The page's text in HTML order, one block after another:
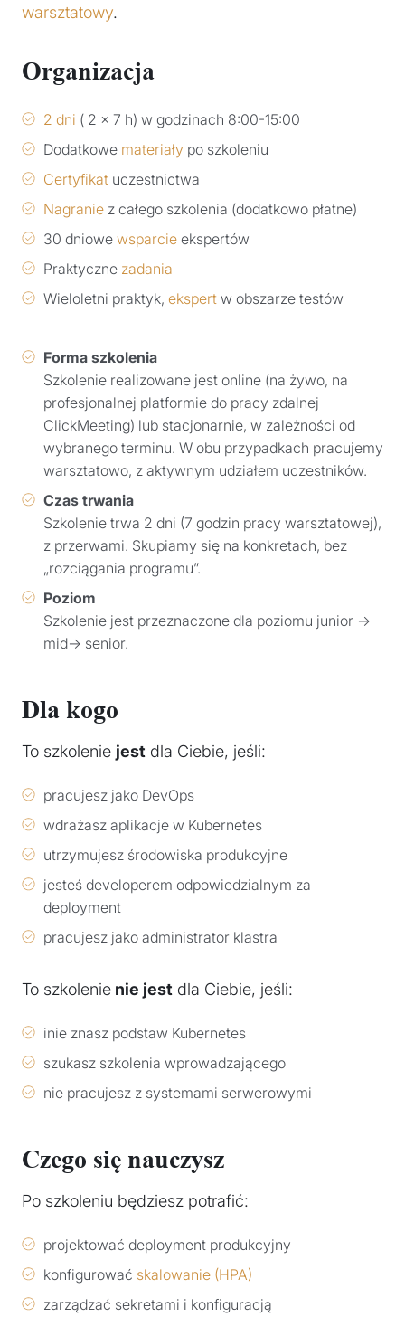
warsztatowy.
Organizacja
2 dni ( 2 x 7 h) w godzinach 8:00-15:00
Dodatkowe materiały po szkoleniu
Certyfikat uczestnictwa
Nagranie z całego szkolenia (dodatkowo płatne)
30 dniowe wsparcie ekspertów
Praktyczne zadania
Wieloletni praktyk, ekspert w obszarze testów
Forma szkolenia
Szkolenie realizowane jest online (na żywo, na
profesjonalnej platformie do pracy zdalnej
ClickMeeting) lub stacjonarnie, w zależności od
wybranego terminu. W obu przypadkach pracujemy
warsztatowo, z aktywnym udziałem uczestników.
Czas trwania
Szkolenie trwa 2 dni (7 godzin pracy warsztatowej),
z przerwami. Skupiamy się na konkretach, bez
„rozciągania programu”.
Poziom
Szkolenie jest przeznaczone dla poziomu junior →
mid→ senior.
Dla kogo
To szkolenie jest dla Ciebie, jeśli:
pracujesz jako DevOps
wdrażasz aplikacje w Kubernetes
utrzymujesz środowiska produkcyjne
jesteś developerem odpowiedzialnym za
deployment
pracujesz jako administrator klastra
To szkolenie nie jest dla Ciebie, jeśli:
inie znasz podstaw Kubernetes
szukasz szkolenia wprowadzającego
nie pracujesz z systemami serwerowymi
Czego się nauczysz
Po szkoleniu będziesz potrafić:
projektować deployment produkcyjny
konfigurować skalowanie (HPA)
zarządzać sekretami i konfiguracją